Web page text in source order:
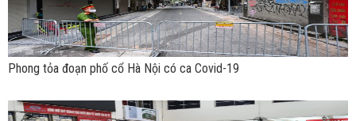
Phong tỏa đoạn phố cổ Hà Nội có ca Covid-19